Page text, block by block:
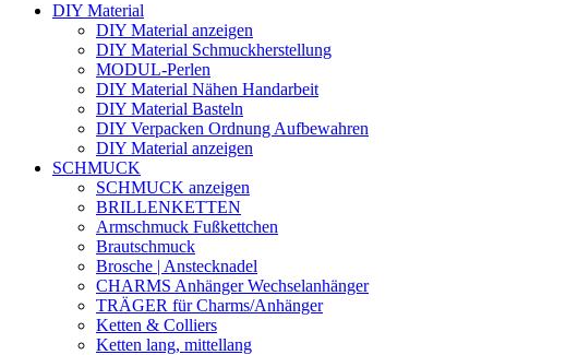
DIY Material
DIY Material anzeigen
DIY Material Schmuckherstellung
MODUL-Perlen
DIY Material Nähen Handarbeit
DIY Material Basteln
DIY Verpacken Ordnung Aufbewahren
DIY Material anzeigen
SCHMUCK
SCHMUCK anzeigen
BRILLENKETTEN
Armschmuck Fußkettchen
Brautschmuck
Brosche | Anstecknadel
CHARMS Anhänger Wechselanhänger
TRÄGER für Charms/Anhänger
Ketten & Colliers
Ketten lang, mittellang